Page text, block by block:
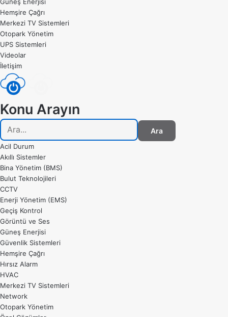
Hemşire Çağrı
Merkezi TV Sistemleri
Otopark Yönetim
UPS Sistemleri
Videolar
İletişim
Konu Arayın
Ara
Acil Durum
Akıllı Sistemler
Bina Yönetim (BMS)
Bulut Teknolojileri
CCTV
Enerji Yönetim (EMS)
Geçiş Kontrol
Görüntü ve Ses
Güneş Enerjisi
Güvenlik Sistemleri
Hemşire Çağrı
Hırsız Alarm
HVAC
Merkezi TV Sistemleri
Network
Otopark Yönetim